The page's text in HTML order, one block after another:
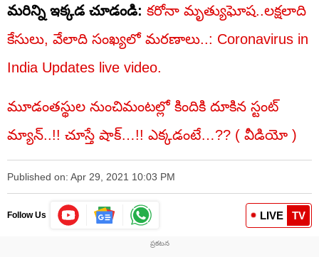
మరిన్ని ఇక్కడ చూడండి: కరోనా మృత్యుఘోష..లక్షలాది
కేసులు, వేలాది సంఖ్యలో మరణాలు..: Coronavirus in
India Updates live video.
మూడంతస్థుల నుంచిమంటల్లో కిందికి దూకిన స్టంట్
మ్యాన్..!! చూస్తే షాక్‌…!! ఎక్కడంటే…?? ( వీడియో )
Published on: Apr 29, 2021 10:03 PM
Follow Us LIVE TV